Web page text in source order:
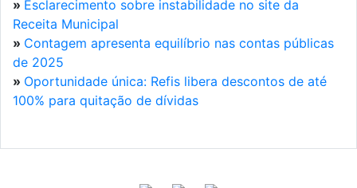
» Esclarecimento sobre instabilidade no site da
Receita Municipal
» Contagem apresenta equilíbrio nas contas públicas
de 2025
» Oportunidade única: Refis libera descontos de até
100% para quitação de dívidas